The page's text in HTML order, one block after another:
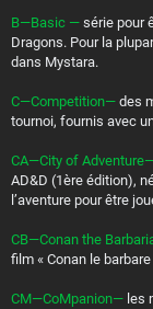
B—Basic — série pour
Dragons. Pour la
dans Mystara.
C—Competition— des
tournoi, fournis avec
CA—City of
AD&D (1ère édition),
l’aventure pour être
CB—Conan the
film « Conan le barbare
CM—CoMpanion— les